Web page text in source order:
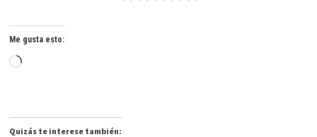
Me gusta esto:
Cargando...
Quizás te interese también: